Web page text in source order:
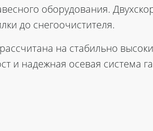
оборудования.
до снегоочистителя.
на стабильно
и надежная осевая система